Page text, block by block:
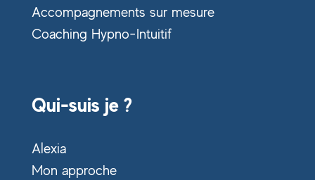
Accompagnements sur mesure
Coaching Hypno-Intuitif
Qui-suis je ?
Alexia
Mon approche